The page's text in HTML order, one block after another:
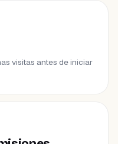
visitas antes de iniciar